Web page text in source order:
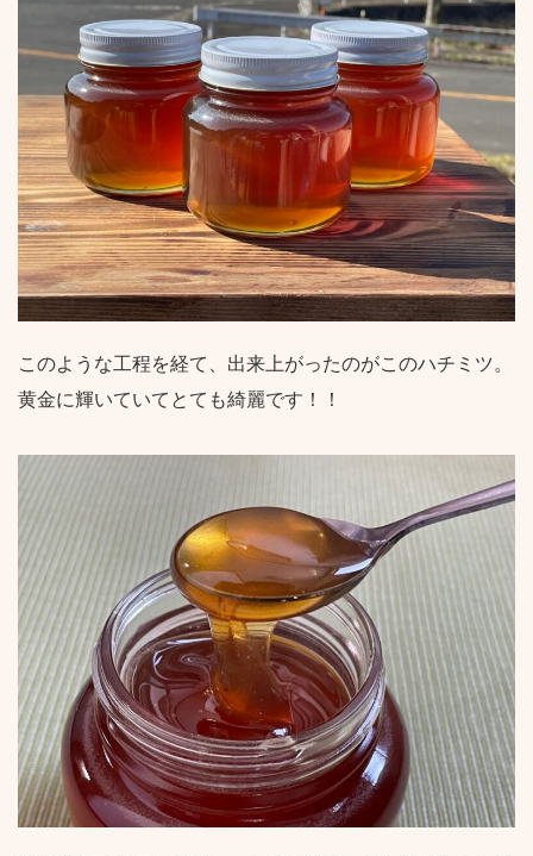
このような工程を経て、出来上がったのがこのハチミツ。
黄金に輝いていてとても綺麗です！！